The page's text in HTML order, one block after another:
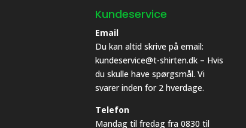
Kundeservice
Email
Du kan altid skrive på email:
kundeservice@t-shirten.dk – Hvis
du skulle have spørgsmål. Vi
svarer inden for 2 hverdage.
Telefon
Mandag til fredag fra 0830 til